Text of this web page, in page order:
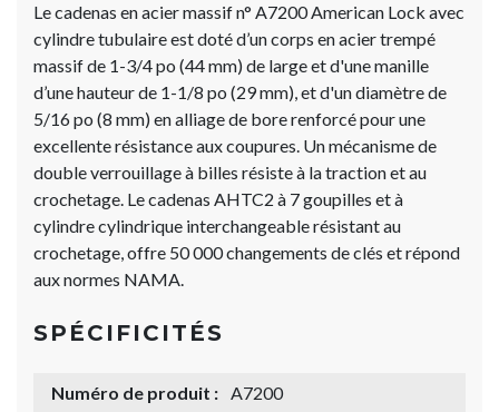
Le cadenas en acier massif n° A7200 American Lock avec
cylindre tubulaire est doté d’un corps en acier trempé
massif de 1-3/4 po (44 mm) de large et d'une manille
d’une hauteur de 1-1/8 po (29 mm), et d'un diamètre de
5/16 po (8 mm) en alliage de bore renforcé pour une
excellente résistance aux coupures. Un mécanisme de
double verrouillage à billes résiste à la traction et au
crochetage. Le cadenas AHTC2 à 7 goupilles et à
cylindre cylindrique interchangeable résistant au
crochetage, offre 50 000 changements de clés et répond
aux normes NAMA.
SPÉCIFICITÉS
Numéro de produit : A7200